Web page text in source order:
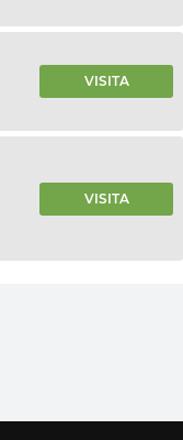
VISITA
VISITA